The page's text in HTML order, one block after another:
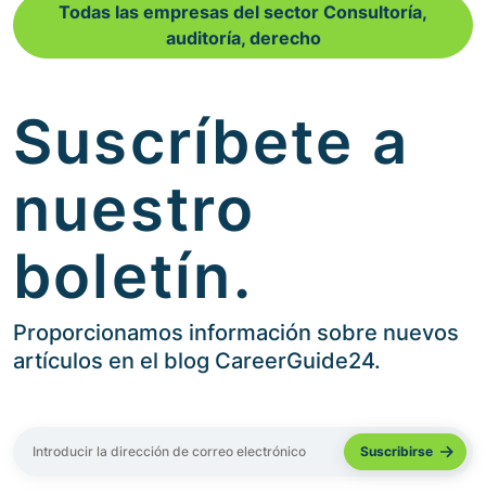
Todas las empresas del sector Consultoría,
auditoría, derecho
Suscríbete a
nuestro
boletín.
Proporcionamos información sobre nuevos
artículos en el blog CareerGuide24.